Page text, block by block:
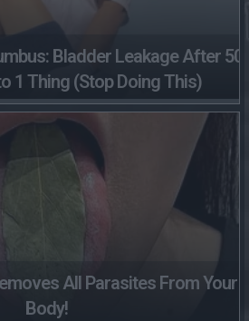
Bladder Leakage After 50
1 Thing (Stop Doing This)
All Parasites From Your
Body!